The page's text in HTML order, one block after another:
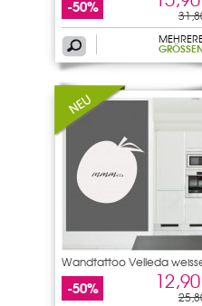
-50%
GRÖSSEN
Wandtattoo Velleda
-50%